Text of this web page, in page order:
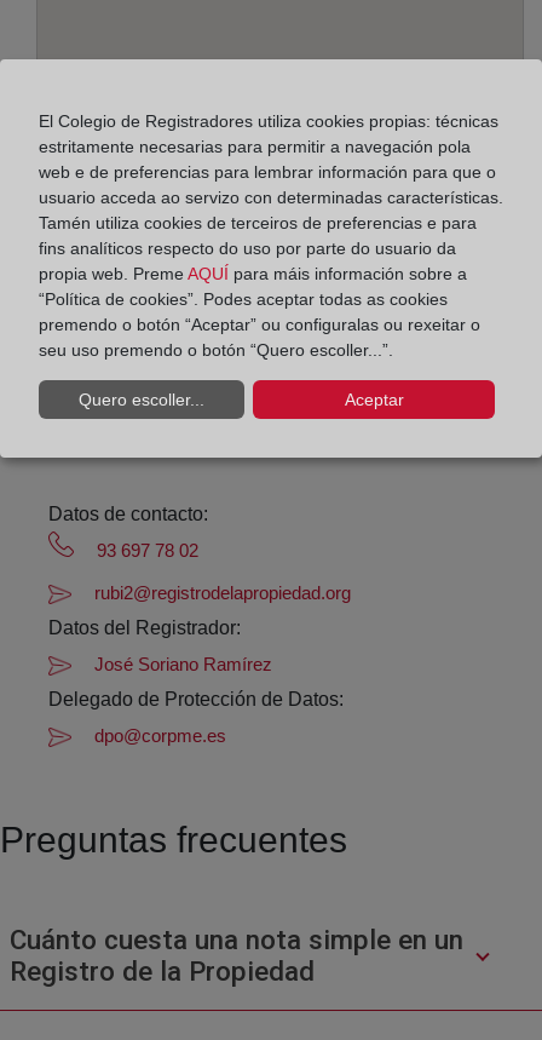
Enderezo:
General Prim, 35 - 1º, 8191
Horario:
De lunes a viernes de 09:00 a 17:00 horas
Agosto: De lunes a viernes de 09:00 a 14:00 horas
Los días 24 y 31 de diciembre de 09:00 a 14:00
Datos de contacto:
93 697 78 02
rubi2@registrodelapropiedad.org
Datos del Registrador:
José Soriano Ramírez
Delegado de Protección de Datos:
dpo@corpme.es
Preguntas frecuentes
Cuánto cuesta una nota simple en un
Registro de la Propiedad
El Colegio de Registradores utiliza cookies propias: técnicas
estritamente necesarias para permitir a navegación pola
web e de preferencias para lembrar información para que o
usuario acceda ao servizo con determinadas características.
Tamén utiliza cookies de terceiros de preferencias e para
fins analíticos respecto do uso por parte do usuario da
propia web. Preme AQUÍ para máis información sobre a
“Política de cookies”. Podes aceptar todas as cookies
premendo o botón “Aceptar” ou configuralas ou rexeitar o
seu uso premendo o botón “Quero escoller...”.
Quero escoller... Aceptar